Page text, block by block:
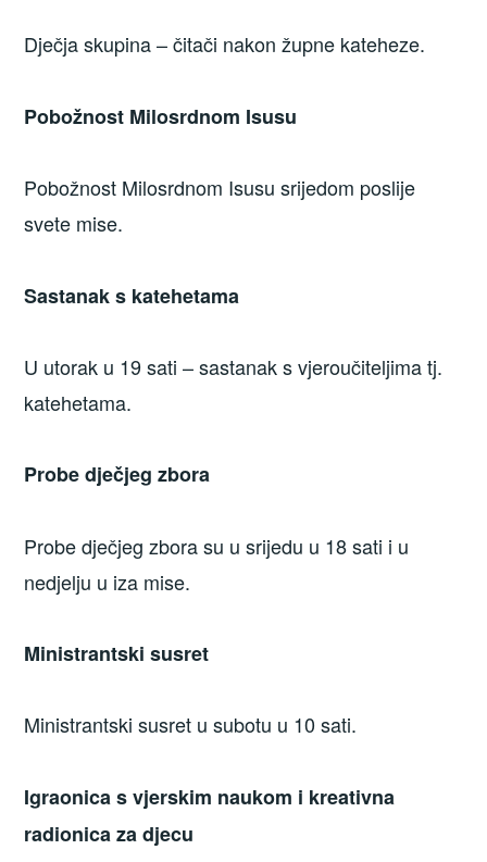
Dječja skupina – čitači nakon župne kateheze.
Pobožnost Milosrdnom Isusu
Pobožnost Milosrdnom Isusu srijedom poslije
svete mise.
Sastanak s katehetama
U utorak u 19 sati – sastanak s vjeroučiteljima tj.
katehetama.
Probe dječjeg zbora
Probe dječjeg zbora su u srijedu u 18 sati i u
nedjelju u iza mise.
Ministrantski susret
Ministrantski susret u subotu u 10 sati.
Igraonica s vjerskim naukom i kreativna
radionica za djecu